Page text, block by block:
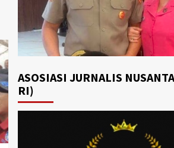
ASOSIASI JURNALIS
RI)